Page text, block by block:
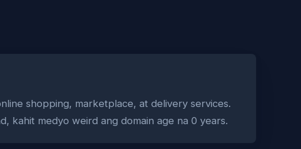
shopping, marketplace, at delivery services.
kahit medyo weird ang domain age na 0 years.